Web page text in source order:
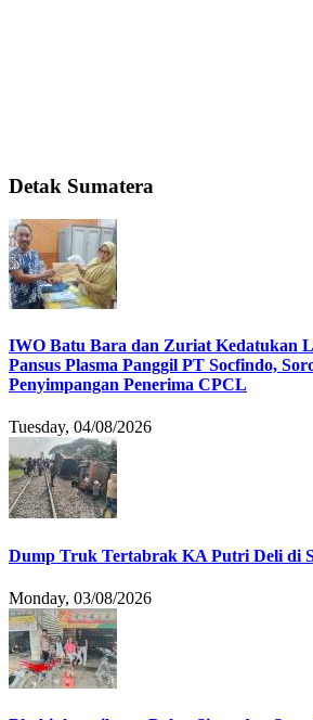
Detak Sumatera
IWO Batu Bara dan Zuriat Kedatukan
Pansus Plasma Panggil PT Socfindo,
Penyimpangan Penerima CPCL
Tuesday, 04/08/2026
Dump Truk Tertabrak KA Putri Deli di
Monday, 03/08/2026